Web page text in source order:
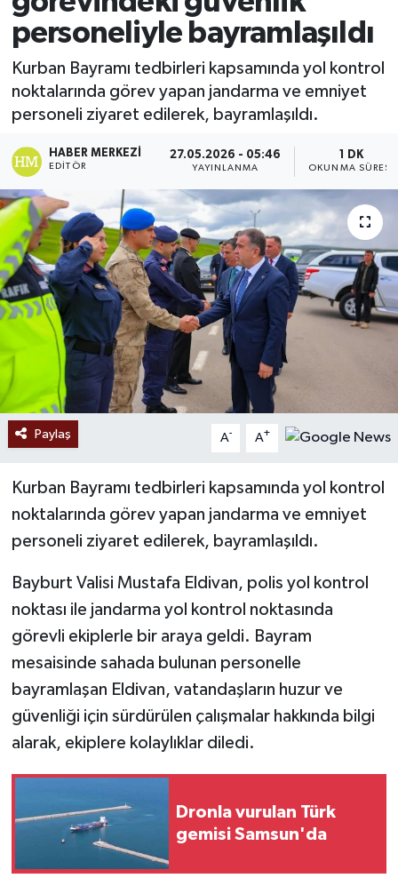
personeliyle bayramlaşıldı
Kurban Bayramı tedbirleri kapsamında yol kontrol
noktalarında görev yapan jandarma ve emniyet
personeli ziyaret edilerek, bayramlaşıldı.
HABER MERKEZI
EDITÖR
27.05.2026 - 05:46
YAYINLANMA
1 DK
OKUNMA SÜRESI
Paylaş A- A+
Kurban Bayramı tedbirleri kapsamında yol kontrol
noktalarında görev yapan jandarma ve emniyet
personeli ziyaret edilerek, bayramlaşıldı.
Bayburt Valisi Mustafa Eldivan, polis yol kontrol
noktası ile jandarma yol kontrol noktasında
görevli ekiplerle bir araya geldi. Bayram
mesaisinde sahada bulunan personelle
bayramlaşan Eldivan, vatandaşların huzur ve
güvenliği için sürdürülen çalışmalar hakkında bilgi
alarak, ekiplere kolaylıklar diledi.
Dronla vurulan Türk
gemisi Samsun'da
Ekonomi
Sağlık
Tokat Haber